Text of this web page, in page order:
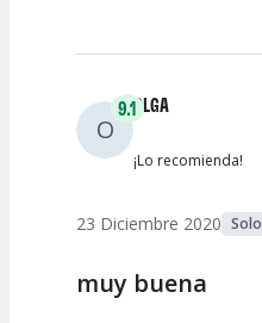
O
9.1OLGA
¡Lo recomienda!
23 Diciembre 2020 Solo
muy buena